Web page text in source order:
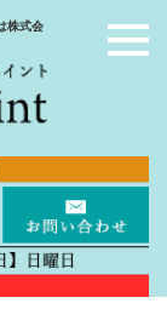
株式会